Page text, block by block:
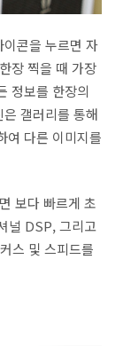
콘을 누르면 자
장 찍을 때 가장
정보를 한장의
갤러리를 통해
여 다른 이미지를
보다 빠르게 초
널 DSP, 그리고
및 스피드를